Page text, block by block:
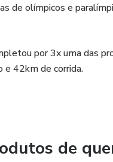
Ambiente de
Flexibilidade
de olímpicos e
por 3x uma das
e 42km de corrida.
de